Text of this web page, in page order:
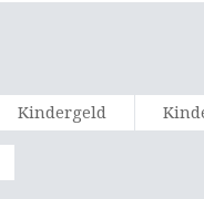
Kindergeld